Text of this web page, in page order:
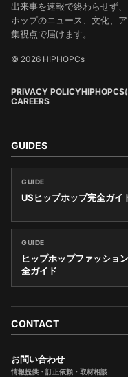
出来事を速報で終わらせず
ホップのニュース、文化、
集視点で届けます。
© 2026 HIPHOPCs
PRIVACY POLICYHIPHOPCS
CAREERS
GUIDES
GUIDE
USヒップホップ完全ガイ
GUIDE
ヒップホップファッショ
全ガイド
CONTACT
お問い合わせ
情報提供・訂正依頼・取材相談